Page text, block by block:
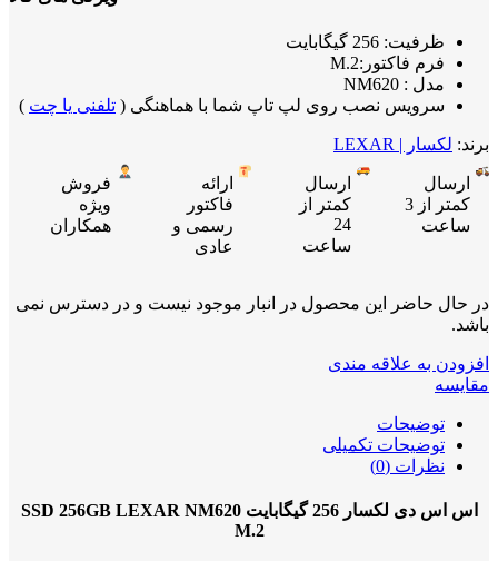
ظرفیت: 256 گیگابایت
فرم فاکتور:M.2
مدل : NM620
سرویس نصب روی لپ تاپ شما با هماهنگی ( تلفنی یا چت )
برند: لکسار | LEXAR
ارسال
کمتر از 3
ساعت
ارسال
کمتر از
24
ساعت
ارائه
فاکتور
رسمی و
عادی
فروش
ویژه
همکاران
در حال حاضر این محصول در انبار موجود نیست و در دسترس نمی
باشد.
افزودن به علاقه مندی
مقایسه
توضیحات
توضیحات تکمیلی
نظرات (0)
اس اس دی لکسار 256 گیگابایت SSD 256GB LEXAR NM620
M.2